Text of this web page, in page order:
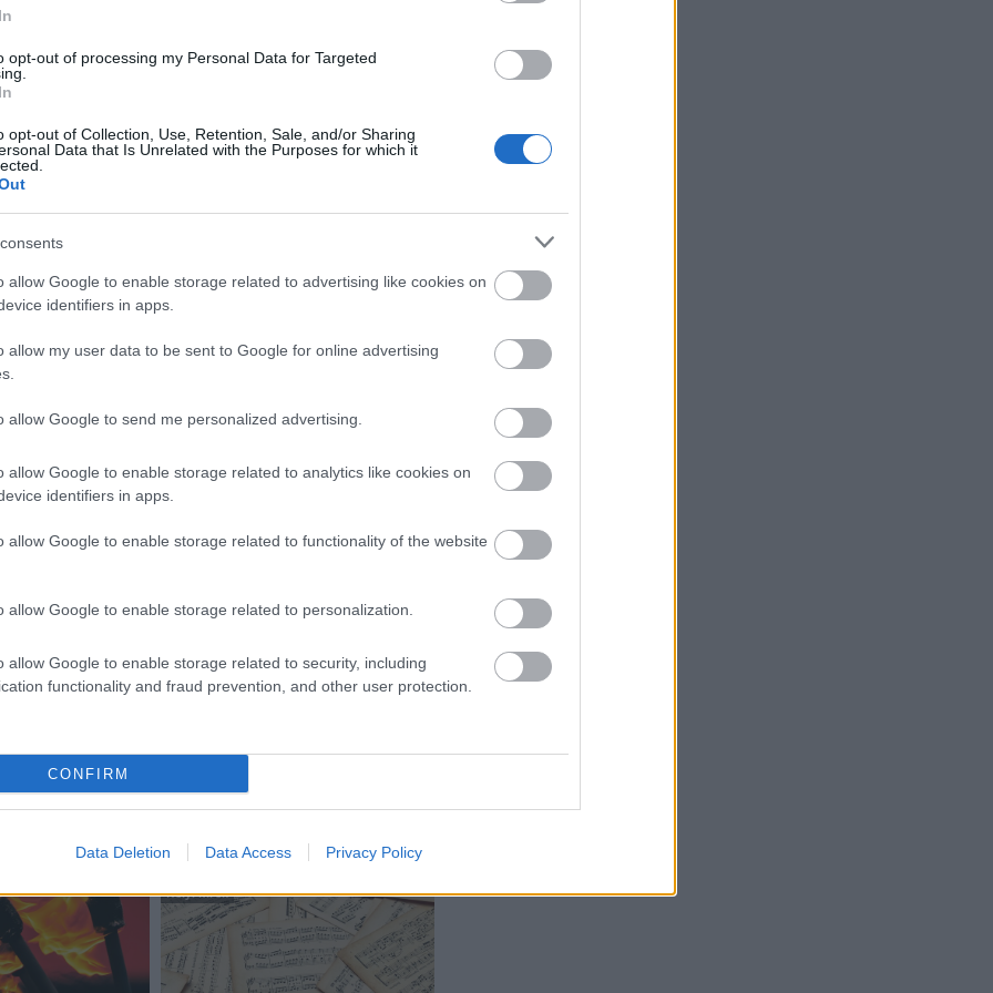
opt-out of processing my Personal Data for Targeted
opt-out of Collection, Use, Retention, Sale, and/or Sharing
Data that Is Unrelated with the Purposes for which it
allow Google to enable storage related to advertising like cookies on
identifiers in apps.
allow my user data to be sent to Google for online advertising
allow Google to send me personalized advertising.
allow Google to enable storage related to analytics like cookies on
identifiers in apps.
allow Google to enable storage related to functionality of the website
allow Google to enable storage related to personalization.
allow Google to enable storage related to security, including
functionality and fraud prevention, and other user protection.
CONFIRM
Data Deletion Data Access Privacy Policy
(cím: 8000 Székesfehérvár, Fő u. 8). Az
Új gyalogosátkelők és jelzőlámpás
Másfélszeresére bővítik
református iskoláját
Látványos építési szakasz indult
Paks II.: Mit jelent az 5. blokk új
mérföldköve a felülvizsgálat
Helyi hírek